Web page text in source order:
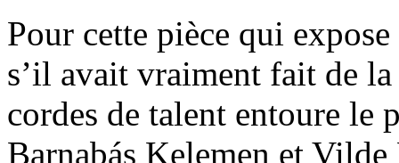
Pour cette pièce qui
s’il avait vraiment fait de
cordes de talent entoure le
Barnabás Kelemen et